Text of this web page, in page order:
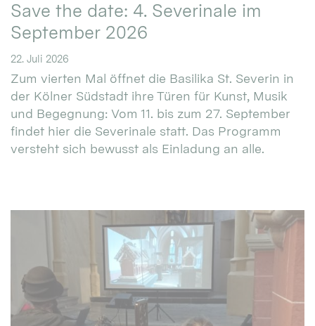
Save the date: 4. Severinale im
September 2026
22. Juli 2026
Zum vierten Mal öffnet die Basilika St. Severin in
der Kölner Südstadt ihre Türen für Kunst, Musik
und Begegnung: Vom 11. bis zum 27. September
findet hier die Severinale statt. Das Programm
versteht sich bewusst als Einladung an alle.